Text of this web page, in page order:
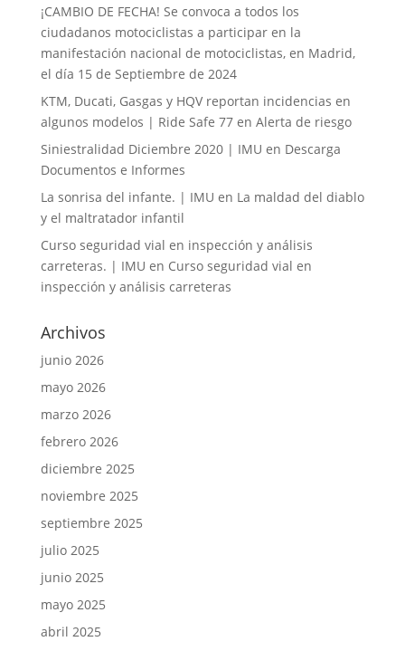
¡CAMBIO DE FECHA! Se convoca a todos los
ciudadanos motociclistas a participar en la
manifestación nacional de motociclistas, en Madrid,
el día 15 de Septiembre de 2024
KTM, Ducati, Gasgas y HQV reportan incidencias en
algunos modelos | Ride Safe 77en Alerta de riesgo
Siniestralidad Diciembre 2020 | IMU en Descarga
Documentos e Informes
La sonrisa del infante. | IMU en La maldad del diablo
y el maltratador infantil
Curso seguridad vial en inspección y análisis
carreteras. | IMU en Curso seguridad vial en
inspección y análisis carreteras
Archivos
junio 2026
mayo 2026
marzo 2026
febrero 2026
diciembre 2025
noviembre 2025
septiembre 2025
julio 2025
junio 2025
mayo 2025
abril 2025